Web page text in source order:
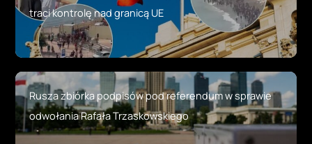
traci kontrolę nad granicą UE
Rusza zbiórka podpisów pod referendum w sprawie
odwołania Rafała Trzaskowskiego